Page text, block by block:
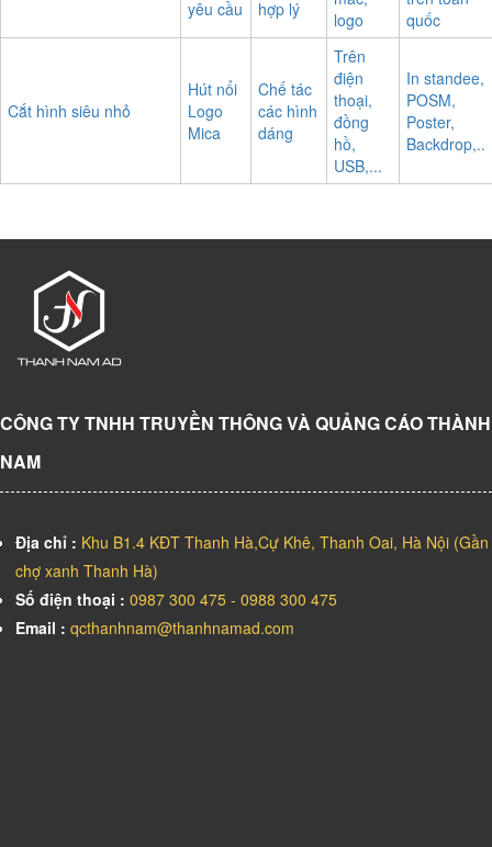
yêu cầu hợp lý
logo
quốc
Cắt hình siêu nhỏ
Hút nổi
Logo
Mica
Chế tác
các hình
dáng
Trên
điện
thoại,
đồng
hồ,
USB,...
In standee,
POSM,
Poster,
Backdrop,..
CÔNG TY TNHH TRUYỀN THÔNG VÀ QUẢNG CÁO THÀNH
NAM
Địa chỉ : Khu B1.4 KĐT Thanh Hà,Cự Khê, Thanh Oai, Hà Nội (Gần
chợ xanh Thanh Hà)
Số điện thoại : 0987 300 475 - 0988 300 475
Email : qcthanhnam@thanhnamad.com